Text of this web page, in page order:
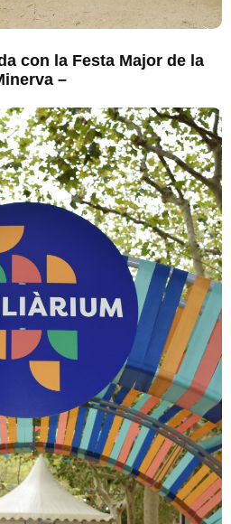
con la Festa Major de la
–